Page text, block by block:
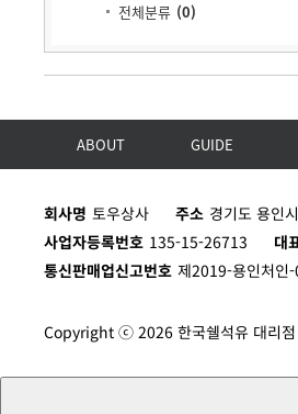
전체분류 (0)
ABOUT GUIDE
회사명 토우상사 주소 경기도 용인
사업자등록번호 135-15-26713 대
통신판매업신고번호 제2019-용인처인
Copyright ⓒ 2026 한국쉘석유 대리